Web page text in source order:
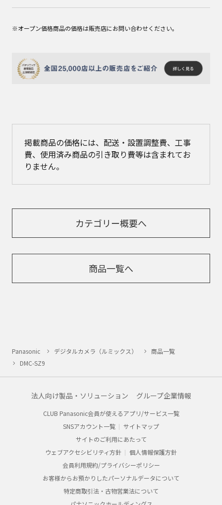
※オープン価格商品の価格は販売店にお問い合わせください。
掲載商品の価格には、配送・設置調整費、工事
費、使用済み商品の引き取り費等は含まれてお
りません。
カテゴリー概要へ
商品一覧へ
Panasonic デジタルカメラ（ルミックス）
商品一覧
DMC-SZ9
法人向け製品・ソリューション グループ企業情報
CLUB Panasonic会員が使えるアプリ/サービス一覧
SNSアカウント一覧
サイトマップ
サイトのご利用にあたって
ウェブアクセシビリティ方針
個人情報保護方針
会員利用規約/プライバシーポリシー
お客様からお預かりしたパーソナルデータについて
特定商取引法・古物営業法について